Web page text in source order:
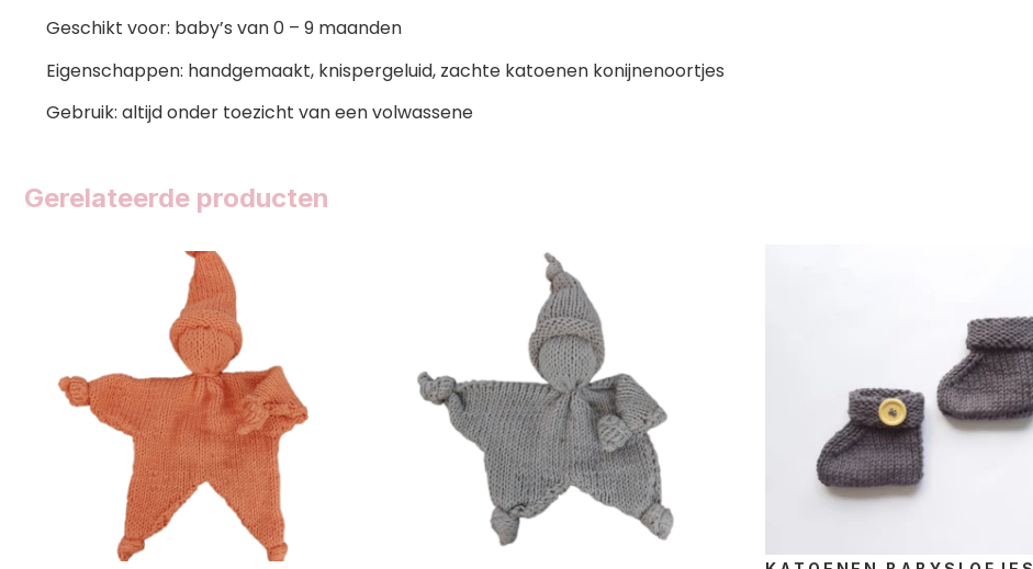
Geschikt voor: baby’s van 0 – 9 maanden
Eigenschappen: handgemaakt, knispergeluid, zachte katoenen konijnenoortjes
Gebruik: altijd onder toezicht van een volwassene
Gerelateerde producten